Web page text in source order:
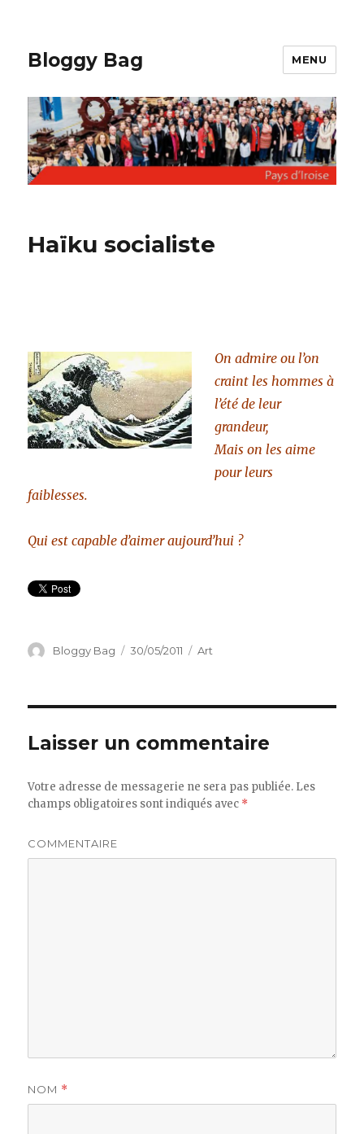
Bloggy Bag MENU
Haïku socialiste
On admire ou l’on
craint les hommes à
l’été de leur
grandeur,
Mais on les aime
pour leurs
faiblesses.
Qui est capable d’aimer aujourd’hui ?
Auteur
Bloggy Bag
Publié
30/05/2011 Catégories
Art
Laisser un commentaire
Votre adresse de messagerie ne sera pas publiée. Les
champs obligatoires sont indiqués avec *
COMMENTAIRE
NOM *